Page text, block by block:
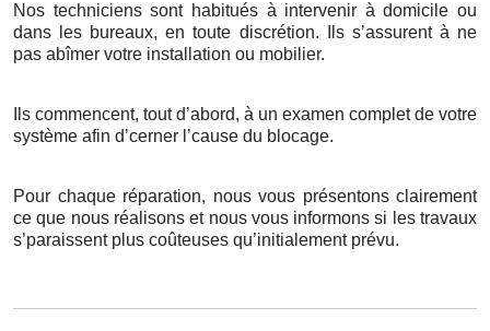
Nos techniciens sont habitués à intervenir à domicile ou
dans les bureaux, en toute discrétion. Ils s’assurent à ne
pas abîmer votre installation ou mobilier.
Ils commencent, tout d’abord, à un examen complet de votre
système afin d’cerner l’cause du blocage.
Pour chaque réparation, nous vous présentons clairement
ce que nous réalisons et nous vous informons si les travaux
s’paraissent plus coûteuses qu’initialement prévu.